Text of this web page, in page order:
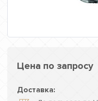
Цена по запросу
Доставка: